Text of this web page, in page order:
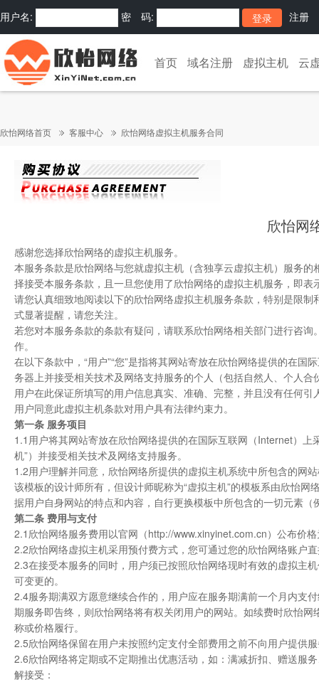
用户名: 密 码: 注册
首页 域名注册 虚拟主机 云
欣怡网络首页 客服中心 欣怡网络虚拟主机服务合同
欣怡网
感谢您选择欣怡网络的虚拟主机服务。
本服务条款是欣怡网络与您就虚拟主机（含独享云虚拟主机）服务
择接受本服务条款，且一旦您使用了欣怡网络的虚拟主机服务，即
请您认真细致地阅读以下的欣怡网络虚拟主机服务条款，特别是限
式显著提醒，请您关注。
若您对本服务条款的条款有疑问，请联系欣怡网络相关部门进行咨
作。
在以下条款中，“用户”“您”是指将其网站寄放在欣怡网络提供的在
务器上并接受相关技术及网络支持服务的个人（包括自然人、个人
用户在此保证所填写的用户信息真实、准确、完整，并且没有任何引
用户同意此虚拟主机条款对用户具有法律约束力。
第一条 服务项目
1.1用户将其网站寄放在欣怡网络提供的在国际互联网（Internet）
机”）并接受相关技术及网络支持服务。
1.2用户理解并同意，欣怡网络所提供的虚拟主机系统中所包含的网
该模板的设计师所有，但设计师昵称为“虚拟主机”的模板系由欣怡
据用户自身网站的特点和内容，自行更换模板中所包含的一切元素
第二条 费用与支付
2.1欣怡网络服务费用以官网（http://www.xinyinet.com.cn）公布价
2.2欣怡网络虚拟主机采用预付费方式，您可通过您的欣怡网络账户
2.3在接受本服务的同时，用户须已按照欣怡网络现时有效的虚拟主
可变更的。
2.4服务期满双方愿意继续合作的，用户应在服务期满前一个月内支
期服务即告终，则欣怡网络将有权关闭用户的网站。如续费时欣怡
称或价格履行。
2.5欣怡网络保留在用户未按照约定支付全部费用之前不向用户提供
2.6欣怡网络将定期或不定期推出优惠活动，如：满减折扣、赠送服
解接受：